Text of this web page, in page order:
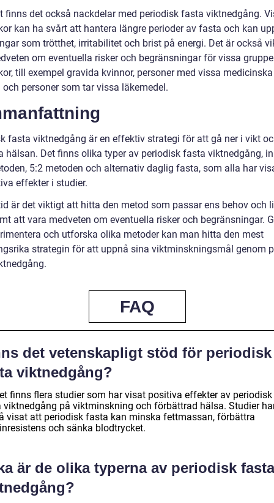
finns det också nackdelar med periodisk fasta viktnedgång.
kan ha svårt att hantera längre perioder av fasta och kan
som trötthet, irritabilitet och brist på energi. Det är också
om eventuella risker och begränsningar för vissa
till exempel gravida kvinnor, personer med vissa medicinska
personer som tar vissa läkemedel.
fasta viktnedgång är en effektiv strategi för att gå ner i vikt
hälsan. Det finns olika typer av periodisk fasta viktnedgång,
5:2 metoden och alternativ daglig fasta, som alla har
effekter i studier.
är det viktigt att hitta den metod som passar ens behov och
att vara medveten om eventuella risker och begränsningar.
och utforska olika metoder kan man hitta den mest
strategin för att uppnå sina viktminskningsmål genom
FAQ
det vetenskapligt stöd för periodisk
viktnedgång?
finns flera studier som har visat positiva effekter av periodisk
viktnedgång på viktminskning och förbättrad hälsa. Studier
visat att periodisk fasta kan minska fettmassan, förbättra
och sänka blodtrycket.
är de olika typerna av periodisk fasta